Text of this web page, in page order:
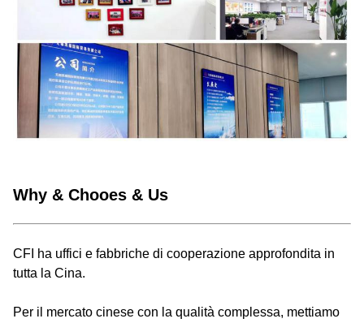
Why & Chooes & Us
CFI ha uffici e fabbriche di cooperazione approfondita in
tutta la Cina.
Per il mercato cinese con la qualità complessa, mettiamo